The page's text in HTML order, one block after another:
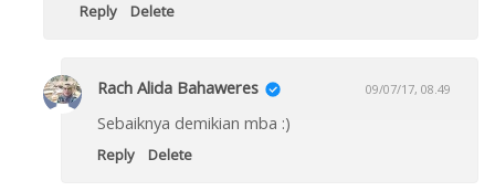
Reply Delete
Rach Alida Bahaweres 09/07/17, 08.49
Sebaiknya demikian mba :)
Reply Delete